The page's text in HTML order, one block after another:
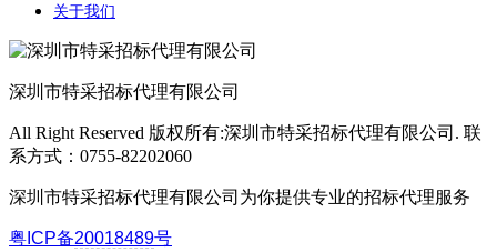
关于我们
深圳市特采招标代理有限公司
All Right Reserved 版权所有:深圳市特采招标代理有限公司. 联
系方式：0755-82202060
深圳市特采招标代理有限公司为你提供专业的招标代理服务
粤ICP备20018489号